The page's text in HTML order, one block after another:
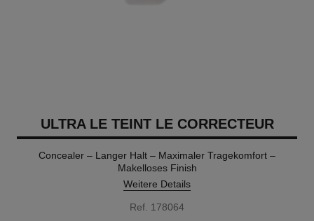
ULTRA LE TEINT LE CORRECTEUR
Concealer – Langer Halt – Maximaler Tragekomfort –
Makelloses Finish
Weitere Details
Ref. 178064